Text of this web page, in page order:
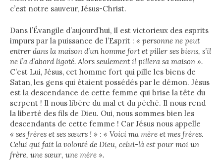
c’est notre sauveur, Jésus-Christ.
Dans l’Évangile d’aujourd’hui, Il est victorieux des esprits
impurs par la puissance de l’Esprit : « personne ne peut
entrer dans la maison d’un homme fort et piller ses biens, s’il
ne l’a d’abord ligoté. Alors seulement il pillera sa maison ».
C’est Lui, Jésus, cet homme fort qui pille les biens de
Satan, les gens qui étaient possédés par le démon. Jésus
est la descendance de cette femme qui brise la tête du
serpent ! Il nous libère du mal et du péché. Il nous rend
la liberté des fils de Dieu. Oui, nous sommes bien les
descendants de cette femme ! Car Jésus nous appelle
« ses frères et ses sœurs ! » : « Voici ma mère et mes frères.
Celui qui fait la volonté de Dieu, celui-là est pour moi un
frère, une sœur, une mère ».